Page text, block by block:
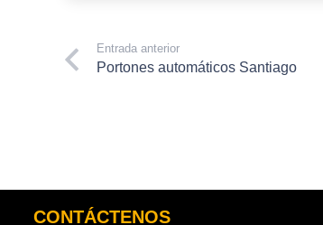
Entrada anterior
Portones automáticos Santiago
CONTÁCTENOS